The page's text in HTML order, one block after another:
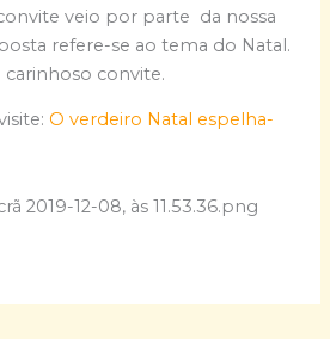
veio por parte da nossa
refere-se ao tema do Natal.
convite.
O verdeiro Natal espelha-